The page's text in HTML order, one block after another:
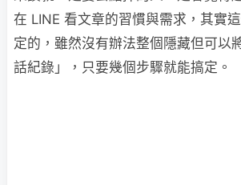
在 LINE 看文章的習慣與需求，其實
定的，雖然沒有辦法整個隱藏但可以
話紀錄」，只要幾個步驟就能搞定。